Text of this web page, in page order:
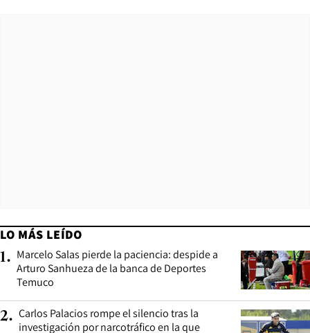
LO MÁS LEÍDO
1. Marcelo Salas pierde la paciencia: despide a
Arturo Sanhueza de la banca de Deportes
Temuco
2. Carlos Palacios rompe el silencio tras la
investigación por narcotráfico en la que